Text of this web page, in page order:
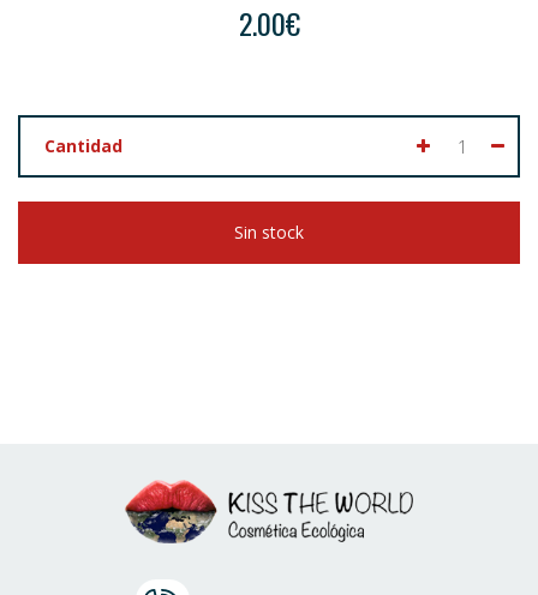
2.00€
Cantidad
Sin stock